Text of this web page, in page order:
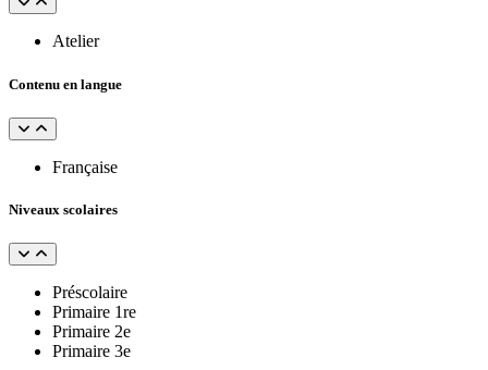
Atelier
Contenu en langue
Française
Niveaux scolaires
Préscolaire
Primaire 1re
Primaire 2e
Primaire 3e